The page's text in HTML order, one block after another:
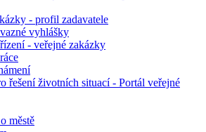
- profil zadavatele
vyhlášky
- veřejné zakázky
řešení životních situací - Portál veřejné
městě